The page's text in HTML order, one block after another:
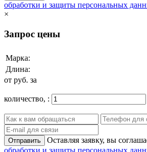
обработки и защиты персональных
×
Запрос цены
Марка:
Длина:
от руб. за
количество, :
Отправить Оставляя заявку, вы
обработки и защиты персональных